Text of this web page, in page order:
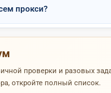
прокси?
проверки и разовых
откройте полный список.